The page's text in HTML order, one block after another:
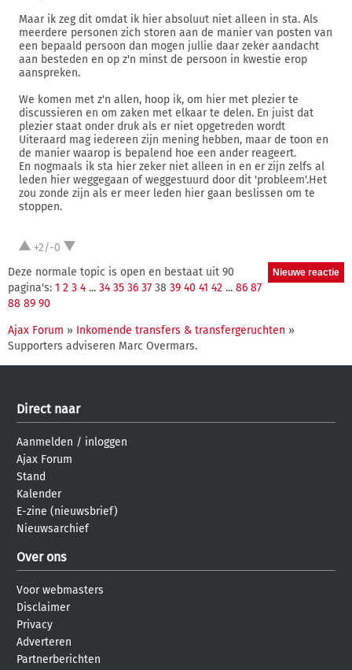
Maar ik zeg dit omdat ik hier absoluut niet alleen in sta. Als
meerdere personen zich storen aan de manier van posten van
een bepaald persoon dan mogen jullie daar zeker aandacht
aan besteden en op z'n minst de persoon in kwestie erop
aanspreken.
We komen met z'n allen, hoop ik, om hier met plezier te
discussieren en om zaken met elkaar te delen. En juist dat
plezier staat onder druk als er niet opgetreden wordt
Uiteraard mag iedereen zijn mening hebben, maar de toon en
de manier waarop is bepalend hoe een ander reageert.
En nogmaals ik sta hier zeker niet alleen in en er zijn zelfs al
leden hier weggegaan of weggestuurd door dit 'probleem'.Het
zou zonde zijn als er meer leden hier gaan beslissen om te
stoppen.
+2/-0
Deze normale topic is open en bestaat uit 90
pagina's: 1 2 3 4 ... 34 35 36 37 38 39 40 41 42 ... 86 87
88 89 90
Ajax Forum » Inkomende transfers & transfergeruchten »
Supporters adviseren Marc Overmars.
Direct naar
Aanmelden / inloggen
Ajax Forum
Stand
Kalender
E-zine (nieuwsbrief)
Nieuwsarchief
Over ons
Voor webmasters
Disclaimer
Privacy
Adverteren
Partnerberichten